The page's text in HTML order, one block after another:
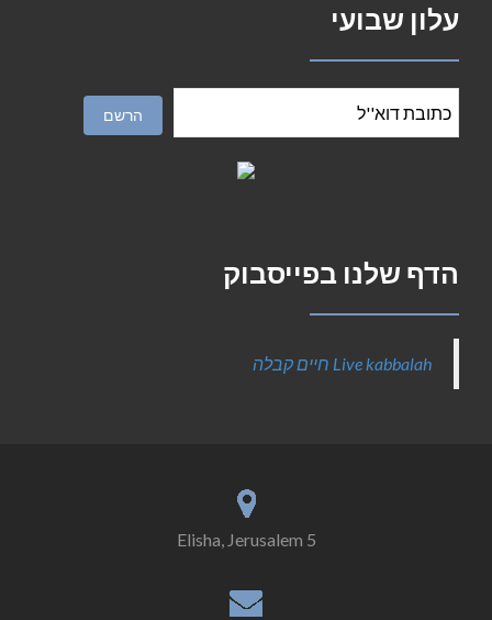
עלון שבועי
הדף שלנו בפייסבוק
‎Live kabbalah חיים קבלה‎
5 Elisha, Jerusalem